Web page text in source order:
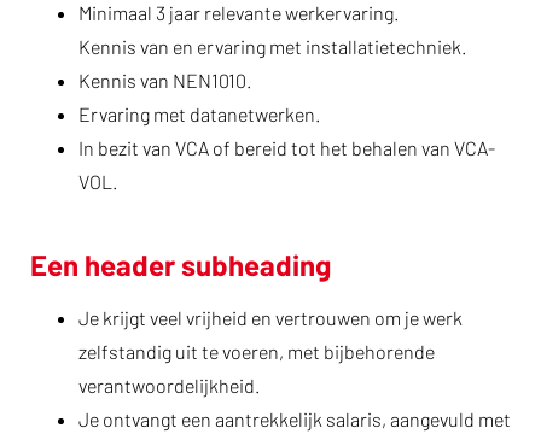
Minimaal 3 jaar relevante werkervaring.
Kennis van en ervaring met installatietechniek.
Kennis van NEN1010.
Ervaring met datanetwerken.
In bezit van VCA of bereid tot het behalen van VCA-
VOL.
Een header subheading
Je krijgt veel vrijheid en vertrouwen om je werk
zelfstandig uit te voeren, met bijbehorende
verantwoordelijkheid.
Je ontvangt een aantrekkelijk salaris, aangevuld met